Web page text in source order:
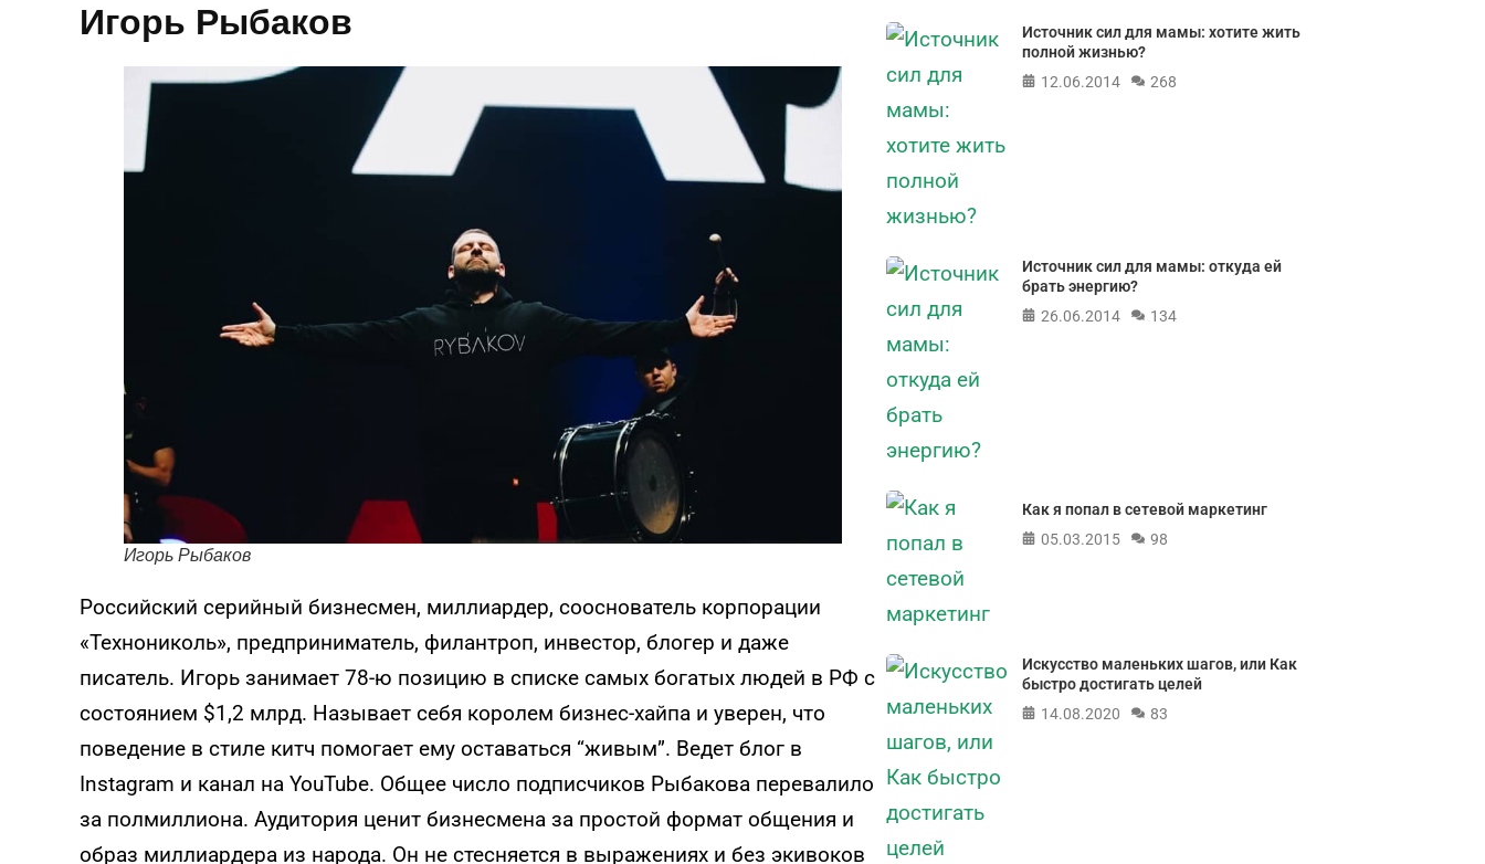
Игорь Рыбаков
Игорь Рыбаков
Российский серийный бизнесмен, миллиардер, сооснователь корпорации
«Технониколь», предприниматель, филантроп, инвестор, блогер и даже
писатель. Игорь занимает 78-ю позицию в списке самых богатых людей в РФ с
состоянием $1,2 млрд. Называет себя королем бизнес-хайпа и уверен, что
поведение в стиле китч помогает ему оставаться “живым”. Ведет блог в
Instagram и канал на YouTube. Общее число подписчиков Рыбакова перевалило
за полмиллиона. Аудитория ценит бизнесмена за простой формат общения и
образ миллиардера из народа. Он не стесняется в выражениях и без экивоков
Источник сил для мамы: хотите жить
полной жизнью?
12.06.2014
268
Источник сил для мамы: откуда ей
брать энергию?
26.06.2014
134
Как я попал в сетевой маркетинг
05.03.2015
98
Искусство маленьких шагов, или Как
быстро достигать целей
14.08.2020
83